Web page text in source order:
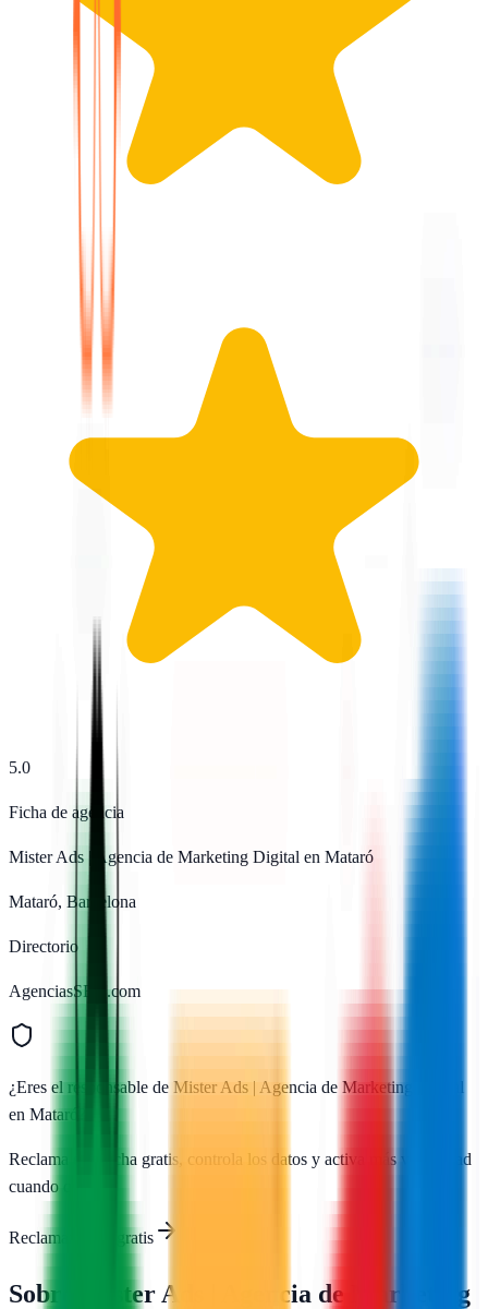
5.0
Ficha de agencia
Mister Ads | Agencia de Marketing Digital en Mataró
Mataró, Barcelona
Directorio
AgenciasSEO.com
¿Eres el responsable de Mister Ads | Agencia de Marketing Digital
en Mataró
Reclama esta ficha gratis, controla los datos y activa más visibilidad
cuando quieras
Reclamar ficha gratis
Sobre
Mister Ads | Agencia de Marketing